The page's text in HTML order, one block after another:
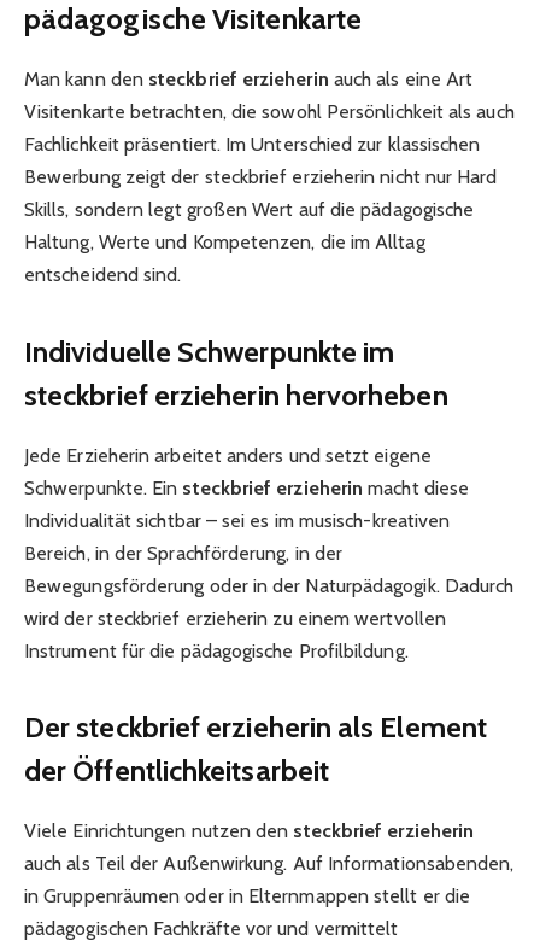
pädagogische Visitenkarte
Man kann den steckbrief erzieherin auch als eine Art
Visitenkarte betrachten, die sowohl Persönlichkeit als auch
Fachlichkeit präsentiert. Im Unterschied zur klassischen
Bewerbung zeigt der steckbrief erzieherin nicht nur Hard
Skills, sondern legt großen Wert auf die pädagogische
Haltung, Werte und Kompetenzen, die im Alltag
entscheidend sind.
Individuelle Schwerpunkte im
steckbrief erzieherin hervorheben
Jede Erzieherin arbeitet anders und setzt eigene
Schwerpunkte. Ein steckbrief erzieherin macht diese
Individualität sichtbar – sei es im musisch-kreativen
Bereich, in der Sprachförderung, in der
Bewegungsförderung oder in der Naturpädagogik. Dadurch
wird der steckbrief erzieherin zu einem wertvollen
Instrument für die pädagogische Profilbildung.
Der steckbrief erzieherin als Element
der Öffentlichkeitsarbeit
Viele Einrichtungen nutzen den steckbrief erzieherin
auch als Teil der Außenwirkung. Auf Informationsabenden,
in Gruppenräumen oder in Elternmappen stellt er die
pädagogischen Fachkräfte vor und vermittelt